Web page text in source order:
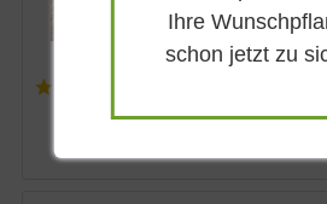
Ihre
schon jetzt zu